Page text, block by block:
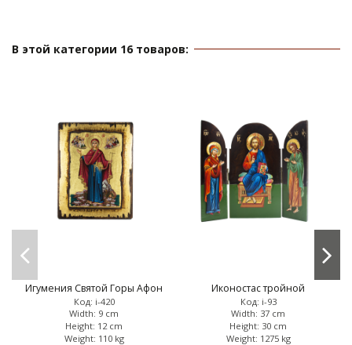
В этой категории 16 товаров:
Игумения Святой Горы Афон
Код: i-420
Width: 9 cm
Height: 12 cm
Weight: 110 kg
Иконостас тройной
Код: i-93
Width: 37 cm
Height: 30 cm
Weight: 1275 kg